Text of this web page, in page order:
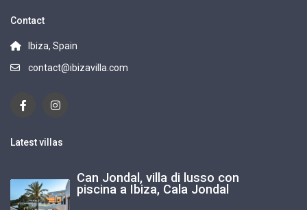
Contact
Ibiza, Spain
contact@ibizavilla.com
Latest villas
Can Jondal, villa di lusso con
piscina a Ibiza, Cala Jondal